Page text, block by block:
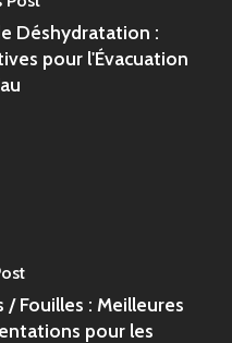
Déshydratation :
pour l'Évacuation
/ Fouilles : Meilleures
pour les